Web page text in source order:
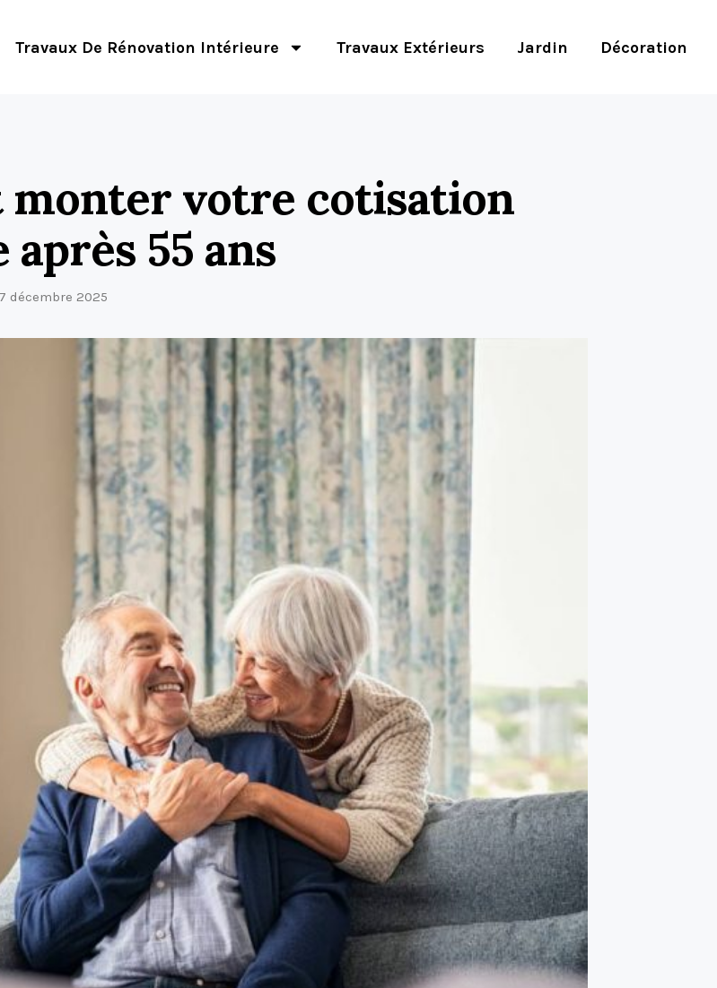
Travaux De Rénovation Intérieure Travaux Extérieurs Jardin Décoration
votre cotisation
55 ans
décembre 2025